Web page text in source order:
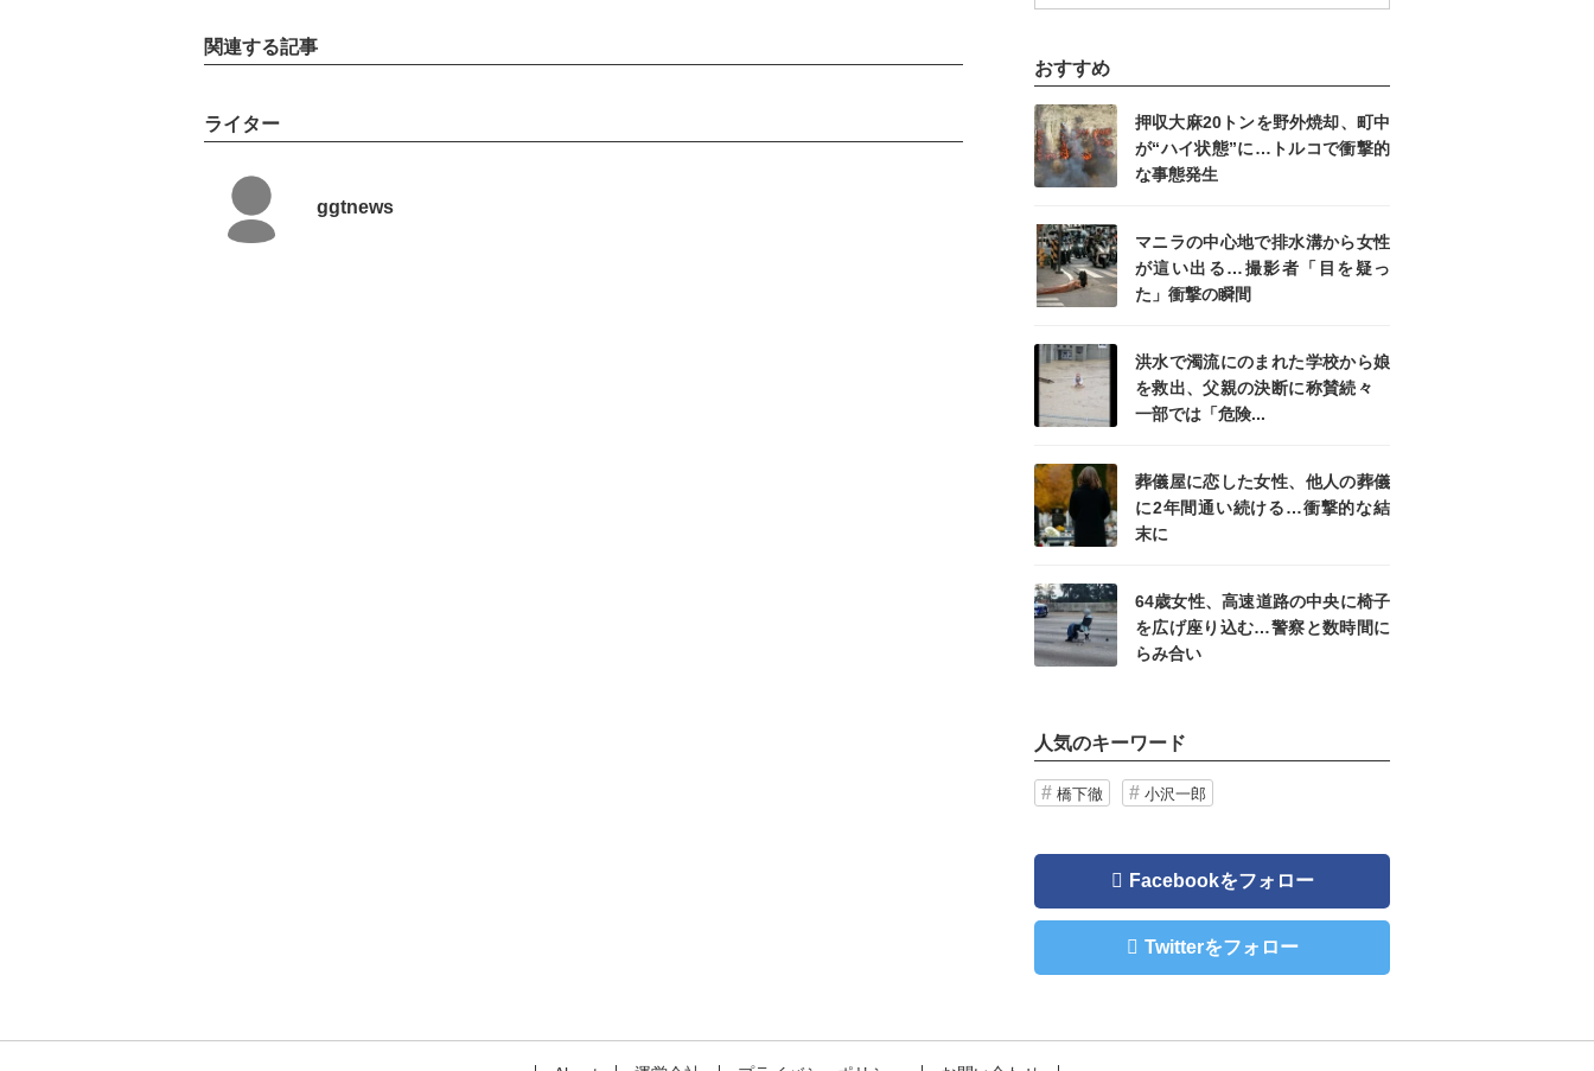
関連する記事
ライター
ggtnews
おすすめ
押収大麻20トンを野外焼却、町中
が“ハイ状態”に…トルコで衝撃的
な事態発生
マニラの中心地で排水溝から女性
が這い出る…撮影者「目を疑っ
た」衝撃の瞬間
洪水で濁流にのまれた学校から娘
を救出、父親の決断に称賛続々
一部では「危険...
葬儀屋に恋した女性、他人の葬儀
に2年間通い続ける…衝撃的な結
末に
64歳女性、高速道路の中央に椅子
を広げ座り込む…警察と数時間に
らみ合い
人気のキーワード
橋下徹 小沢一郎
Facebookをフォロー
Twitterをフォロー